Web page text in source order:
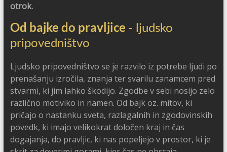
otrok.
Od bajke do pravljice - ljudsko
pripovedništvo
Ljudsko pripovedništvo se je razvilo iz potrebe ljudi po
prenašanju izročila, znanja ter svarilu zanamcem pred
stvarmi, ki jim lahko škodijo. Zgodbe v sebi nosijo zelo
različno motiviko in namen. Od bajk oz. mitov, ki
pričajo o nastanku sveta, razlagalnih in zgodovinskih
povedk, ki imajo velikokrat določen kraj in čas
dogajanja, do pravljic, ki nas popeljejo v prostor, ki je